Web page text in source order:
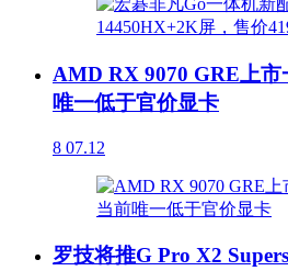
AMD RX 9070 GRE上
唯一低于官价显卡
8 07.12
罗技将推G Pro X2